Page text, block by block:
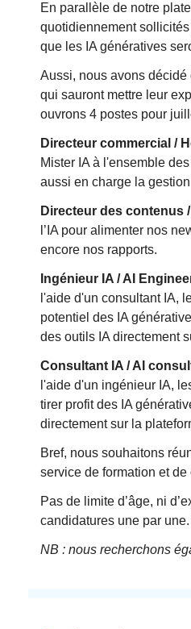
En parallèle de notre
quotidiennement
que les IA génératives
Aussi, nous avons décidé
qui sauront mettre leur
ouvrons 4 postes pour
Directeur commercial /
Mister IA à l'ensemble
aussi en charge la
Directeur des contenus
l’IA pour alimenter nos
encore nos rapports.
Ingénieur IA / AI
l'aide d'un consultant IA,
potentiel des IA
des outils IA directement
Consultant IA / AI
l'aide d'un ingénieur IA,
tirer profit des IA
directement sur la
Bref, nous souhaitons
service de formation et
Pas de limite d’âge, ni
candidatures une par
NB : nous recherchons